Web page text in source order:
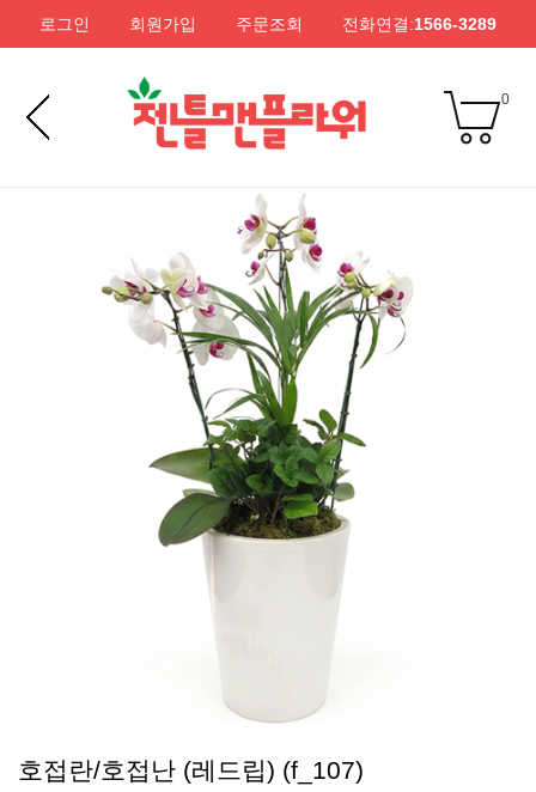
로그인 회원가입 주문조회 전화연결:1566-3289
0
호접란/호접난 (레드립) (f_107)